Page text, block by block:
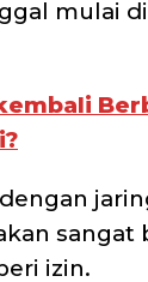
mulai
izin.